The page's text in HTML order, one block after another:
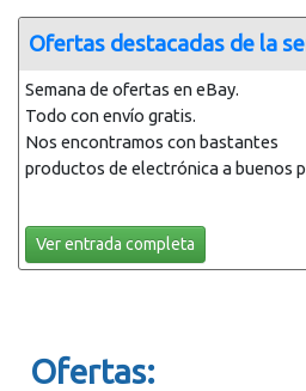
Ofertas destacadas de la
Semana de ofertas en eBay.
Todo con envío gratis.
Nos encontramos con bastantes
productos de electrónica a buenos
Ver entrada completa
Ofertas: